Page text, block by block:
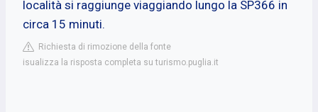
località si raggiunge viaggiando lungo la SP366 in
circa 15 minuti.
Richiesta di rimozione della fonte
isualizza la risposta completa su turismo.puglia.it